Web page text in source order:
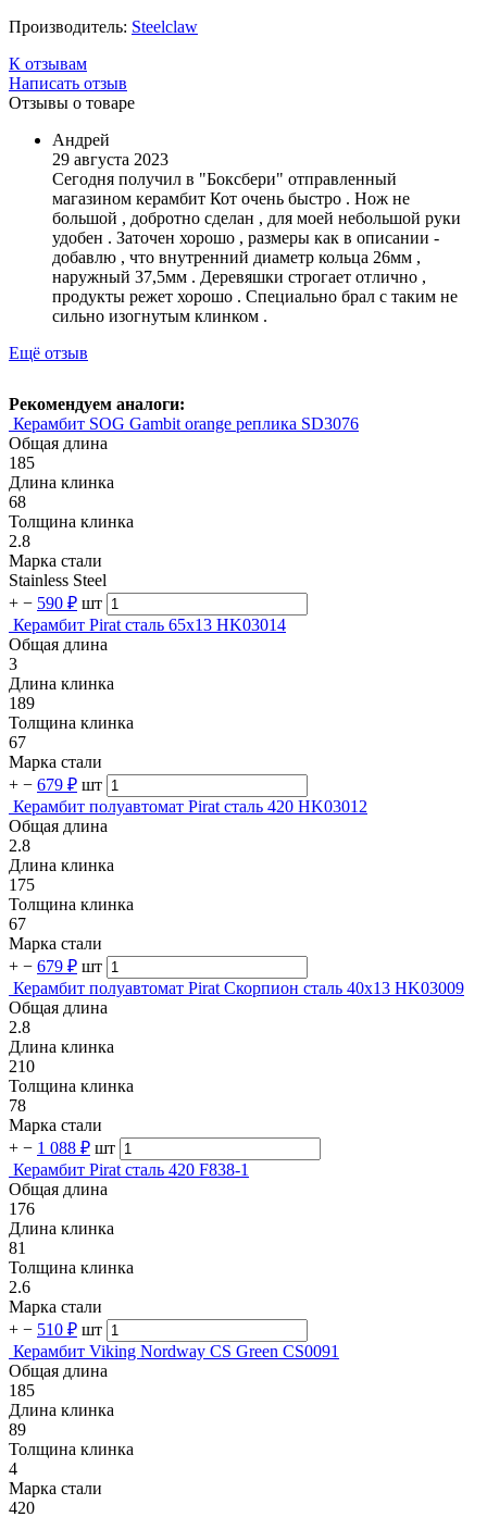
Производитель: Steelclaw
К отзывам
Написать отзыв
Отзывы о товаре
Андрей
29 августа 2023
Сегодня получил в "Боксбери" отправленный
магазином керамбит Кот очень быстро . Нож не
большой , добротно сделан , для моей небольшой руки
удобен . Заточен хорошо , размеры как в описании -
добавлю , что внутренний диаметр кольца 26мм ,
наружный 37,5мм . Деревяшки строгает отлично ,
продукты режет хорошо . Специально брал с таким не
сильно изогнутым клинком .
Ещё отзыв
Рекомендуем аналоги:
Керамбит SOG Gambit orange реплика SD3076
Общая длина
185
Длина клинка
68
Толщина клинка
2.8
Марка стали
Stainless Steel
+ − 590 ₽ шт
Керамбит Pirat сталь 65х13 HK03014
Общая длина
3
Длина клинка
189
Толщина клинка
67
Марка стали
+ − 679 ₽ шт
Керамбит полуавтомат Pirat сталь 420 HK03012
Общая длина
2.8
Длина клинка
175
Толщина клинка
67
Марка стали
+ − 679 ₽ шт
Керамбит полуавтомат Pirat Скорпион сталь 40х13 HK03009
Общая длина
2.8
Длина клинка
210
Толщина клинка
78
Марка стали
+ − 1 088 ₽ шт
Керамбит Pirat сталь 420 F838-1
Общая длина
176
Длина клинка
81
Толщина клинка
2.6
Марка стали
+ − 510 ₽ шт
Керамбит Viking Nordway CS Green CS0091
Общая длина
185
Длина клинка
89
Толщина клинка
4
Марка стали
420